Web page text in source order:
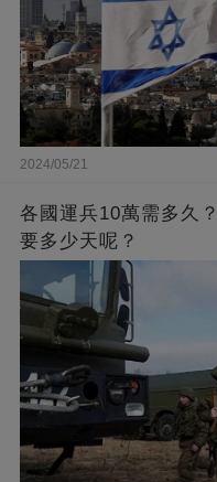
2024/05/21
各國運兵10萬需多久
要多少天呢？